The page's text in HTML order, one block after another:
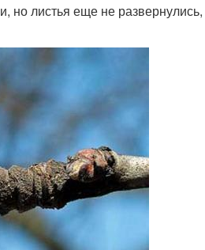
но листья еще не